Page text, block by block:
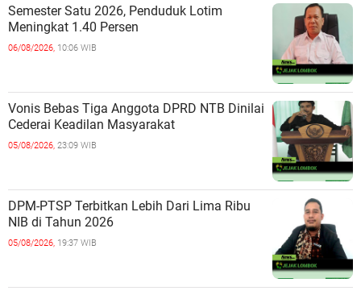
Semester Satu 2026, Penduduk Lotim
Meningkat 1.40 Persen
06/08/2026, 10:06 WIB
Vonis Bebas Tiga Anggota DPRD NTB Dinilai
Cederai Keadilan Masyarakat
05/08/2026, 23:09 WIB
DPM-PTSP Terbitkan Lebih Dari Lima Ribu
NIB di Tahun 2026
05/08/2026, 19:37 WIB